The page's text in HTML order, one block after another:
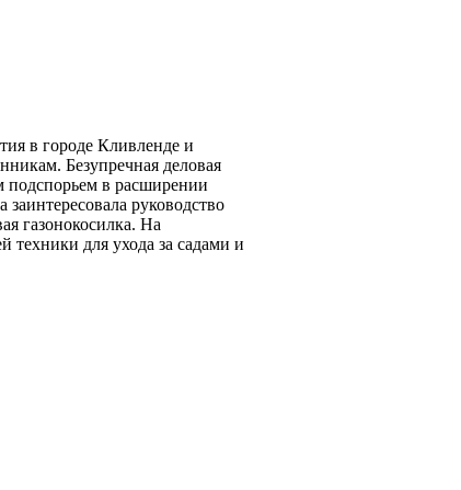
в городе Кливленде и
Безупречная деловая
подспорьем в расширении
руководство
газонокосилка. На
техники для ухода за садами и